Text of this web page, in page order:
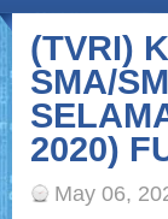
(TVRI)
SMA/
2020)
May 06,